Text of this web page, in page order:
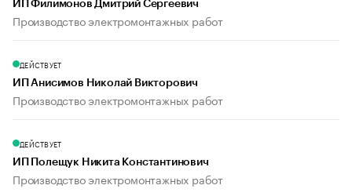
ИП Филимонов Дмитрий Сергеевич
Производство электромонтажных работ
ДЕЙСТВУЕТ
ИП Анисимов Николай Викторович
Производство электромонтажных работ
ДЕЙСТВУЕТ
ИП Полещук Никита Константинович
Производство электромонтажных работ